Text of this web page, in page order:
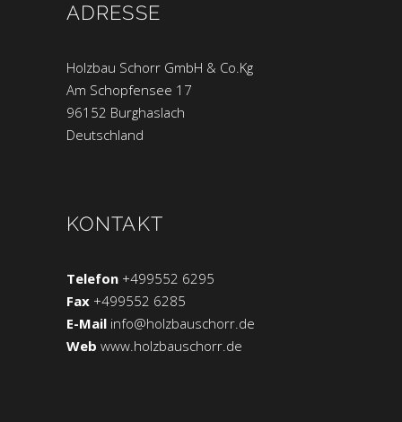
ADRESSE
Holzbau Schorr GmbH & Co.Kg
Am Schopfensee 17
96152 Burghaslach
Deutschland
KONTAKT
Telefon +499552 6295
Fax +499552 6285
E-Mail info@holzbauschorr.de
Web www.holzbauschorr.de